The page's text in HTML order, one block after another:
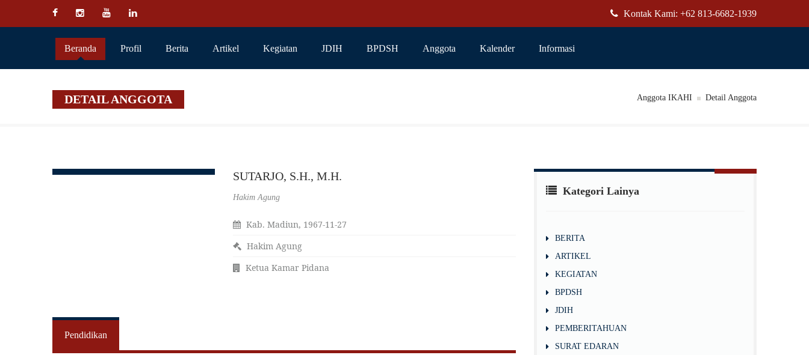
Kontak Kami: +62 813-6682-1939
Beranda Profil Berita Artikel Kegiatan JDIH BPDSH Anggota Kalender Informasi
DETAIL ANGGOTA Anggota IKAHI Detail Anggota
SUTARJO, S.H., M.H.
Hakim Agung
Kab. Madiun, 1967-11-27
Hakim Agung
Ketua Kamar Pidana
Pendidikan
Kategori Lainya
BERITA
ARTIKEL
KEGIATAN
BPDSH
JDIH
PEMBERITAHUAN
SURAT EDARAN